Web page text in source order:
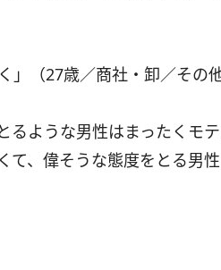
」（27歳／商社・卸／その他
るような男性はまったくモ
て、偉そうな態度をとる男